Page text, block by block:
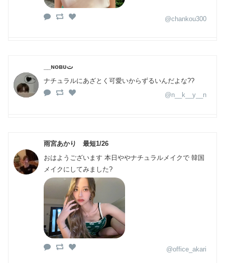
@chankou300
__ɴᴏʙᴜت
ナチュラルにあざとく可愛いからずるいんだよな??
@n__k__y__n
雨宮あかり 最短1/26
おはようございます 本日ややナチュラルメイクで 韓国
メイクにしてみました?
@office_akari